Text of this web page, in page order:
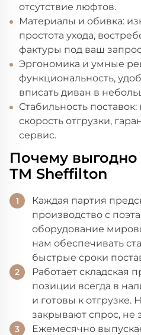
отсутствие люфтов.
Материалы и обивка:
простота ухода,
фактуры под ваш
Эргономика и умные
функциональность,
вписать диван в
Стабильность
скорость отгрузки,
сервис.
Почему выгодно
ТМ Sheffilton
Каждая партия
производство с
оборудование
нам обеспечивать
быстрые сроки
Работает складская
позиции всегда в
и готовы к
закрывают спрос,
Ежемесячно